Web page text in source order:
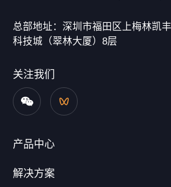
总部地址：深圳市福田区上梅林凯
科技城（翠林大厦）8层
关注我们
产品中心
解决方案